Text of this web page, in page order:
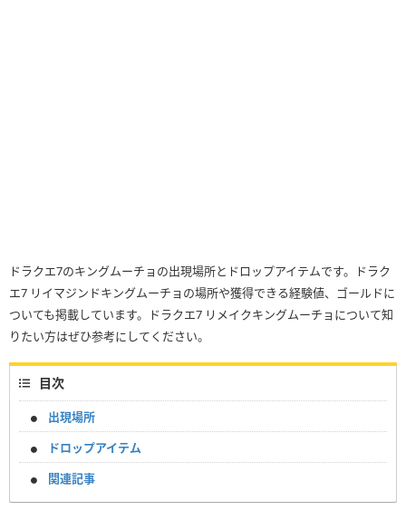
ドラクエ7のキングムーチョの出現場所とドロップアイテムです。ドラク
エ7 リイマジンドキングムーチョの場所や獲得できる経験値、ゴールドに
ついても掲載しています。ドラクエ7 リメイクキングムーチョについて知
りたい方はぜひ参考にしてください。
目次
出現場所
ドロップアイテム
関連記事